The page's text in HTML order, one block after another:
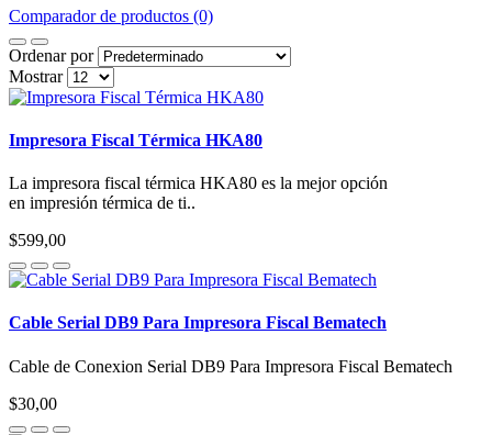
Comparador de productos (0)
Ordenar por
Mostrar
Impresora Fiscal Térmica HKA80
La impresora fiscal térmica HKA80 es la mejor opción
en impresión térmica de ti..
$599,00
Cable Serial DB9 Para Impresora Fiscal Bematech
Cable de Conexion Serial DB9 Para Impresora Fiscal Bematech
$30,00